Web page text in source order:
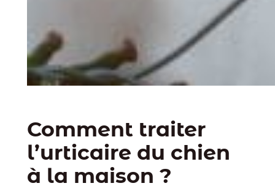
Comment traiter
l’urticaire du chien
à la maison ?